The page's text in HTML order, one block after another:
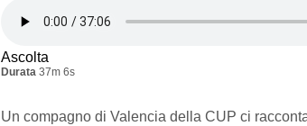
Ascolta
Durata 37m 6s
Un compagno di Valencia della CUP ci